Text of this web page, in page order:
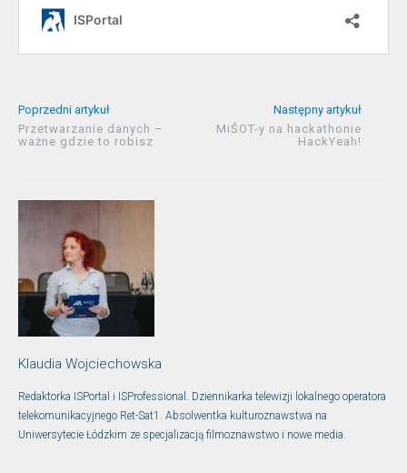
Poprzedni artykuł
Przetwarzanie danych –
ważne gdzie to robisz
Następny artykuł
MiŚOT-y na hackathonie
HackYeah!
Klaudia Wojciechowska
Redaktorka ISPortal i ISProfessional. Dziennikarka telewizji lokalnego operatora
telekomunikacyjnego Ret-Sat1. Absolwentka kulturoznawstwa na
Uniwersytecie Łódzkim ze specjalizacją filmoznawstwo i nowe media.